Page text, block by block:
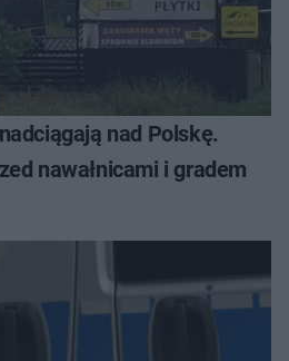
nad Polskę.
nawałnicami i gradem